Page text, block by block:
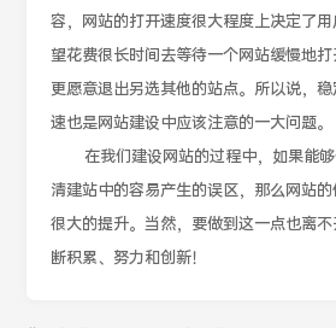
容，网站的打开速度很大程度上决定了
望花费很长时间去等待一个网站缓慢地
更愿意退出另选其他的站点。所以说，
速也是网站建设中应该注意的一大问题。
在我们建设网站的过程中，如果能够
清建站中的容易产生的误区，那么网站
很大的提升。当然，要做到这一点也离
断积累、努力和创新！